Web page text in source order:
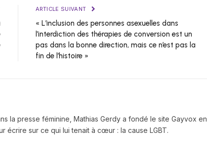
ARTICLE SUIVANT
« L’inclusion des personnes asexuelles dans
l’interdiction des thérapies de conversion est un
pas dans la bonne direction, mais ce n’est pas la
fin de l’histoire »
la presse féminine, Mathias Gerdy a fondé le site Gayvox en
écrire sur ce qui lui tenait à cœur : la cause LGBT.